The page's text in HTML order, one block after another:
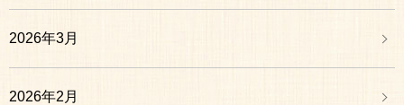
2026年3月
2026年2月